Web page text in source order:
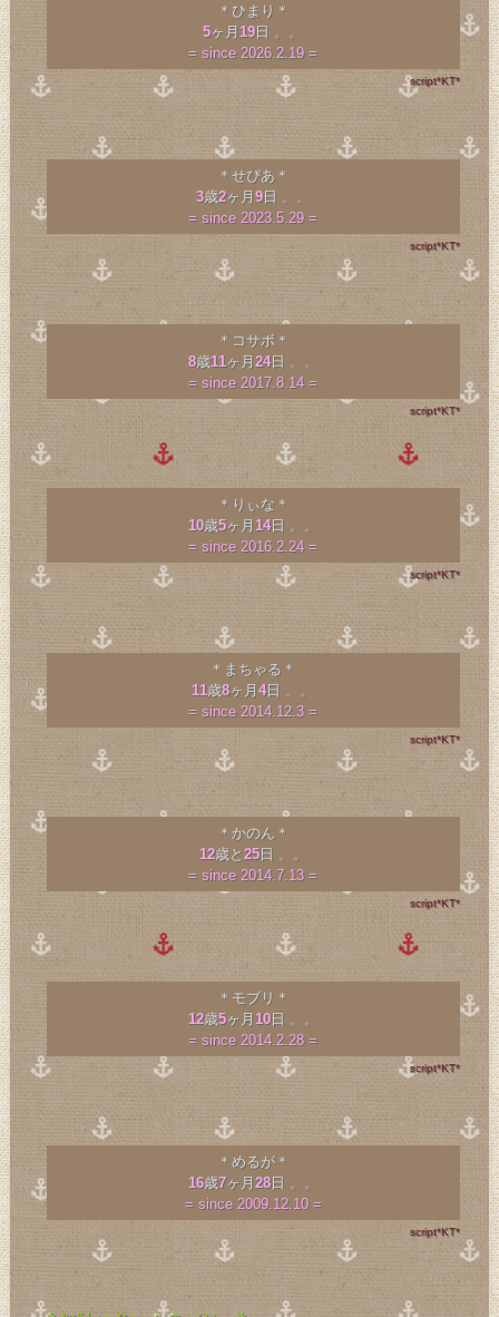
＊ひまり＊
5ヶ月 19日 。。
= since 2026.2.19 =
script*KT*
＊せぴあ＊
3歳2ヶ月9日 。。
= since 2023.5.29 =
script*KT*
＊コサボ＊
8歳11ヶ月24日 。。
= since 2017.8.14 =
script*KT*
＊りぃな＊
10歳5ヶ月 14日 。。
= since 2016.2.24 =
script*KT*
＊まちゃる＊
11歳8ヶ月4日 。。
= since 2014.12.3 =
script*KT*
＊かのん＊
12歳と25日 。。
= since 2014.7.13 =
script*KT*
＊モブリ＊
12歳5ヶ月 10日 。。
= since 2014.2.28 =
script*KT*
＊めるが＊
16歳7ヶ月28日 。。
= since 2009.12.10 =
script*KT*